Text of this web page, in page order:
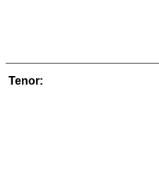
Tenor: